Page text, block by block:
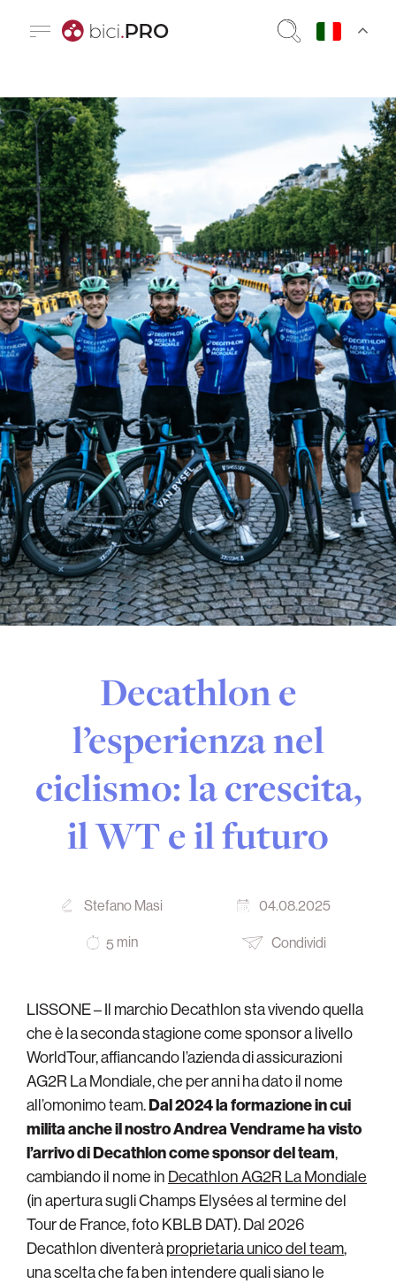
Decathlon e
l’esperienza nel
ciclismo: la crescita,
il WT e il futuro
Stefano Masi 04.08.2025
5 min Condividi
LISSONE – Il marchio Decathlon sta vivendo quella
che è la seconda stagione come sponsor a livello
WorldTour, affiancando l’azienda di assicurazioni
AG2R La Mondiale, che per anni ha dato il nome
all’omonimo team.Dal 2024 la formazione in cui
milita anche il nostro Andrea Vendrame ha visto
l’arrivo di Decathlon come sponsor del team,
cambiando il nome in Decathlon AG2R La Mondiale
(in apertura sugli Champs Elysées al termine del
Tour de France, foto KBLB DAT). Dal 2026
Decathlon diventeràproprietaria unico del team,
una scelta che fa ben intendere quali siano le